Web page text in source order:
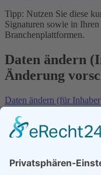
Tipp: Nutzen Sie diese
Signaturen sowie in
Branchenplattformen.
Daten ändern
Änderung
Daten ändern (für
Änderung vorschlagen |
Bitte teilen Sie uns mit,